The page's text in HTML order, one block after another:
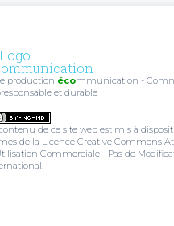
production écommunication -
et durable
de ce site web est mis à
de la Licence Creative Commons
Commerciale - Pas de